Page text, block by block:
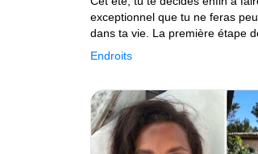
Endroits
exceptionnel que tu ne feras
dans ta vie. La première étape
passionnante commence en
un voyage en Italie — le pays
penchée de Pise, célèbre dans
Tu achètes ton billet et tu entres
Tu es sur le point de gravir 251
Alors fais bien attention et